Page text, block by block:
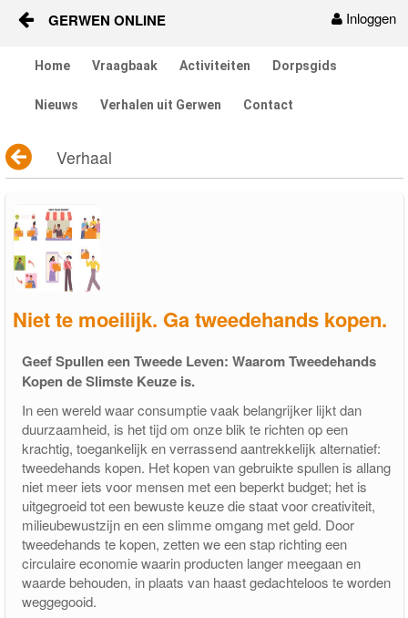
Inloggen
GERWEN ONLINE
Activiteiten
Dorpsgids
Nieuws
pakketfraude
Home Vraagbaak Activiteiten Dorpsgids
Nieuws Verhalen uit Gerwen Contact
Verhaal
Niet te moeilijk. Ga tweedehands kopen.
Geef Spullen een Tweede Leven: Waarom Tweedehands
Kopen de Slimste Keuze is.
In een wereld waar consumptie vaak belangrijker lijkt dan
duurzaamheid, is het tijd om onze blik te richten op een
krachtig, toegankelijk en verrassend aantrekkelijk alternatief:
tweedehands kopen. Het kopen van gebruikte spullen is allang
niet meer iets voor mensen met een beperkt budget; het is
uitgegroeid tot een bewuste keuze die staat voor creativiteit,
milieubewustzijn en een slimme omgang met geld. Door
tweedehands te kopen, zetten we een stap richting een
circulaire economie waarin producten langer meegaan en
waarde behouden, in plaats van haast gedachteloos te worden
weggegooid.